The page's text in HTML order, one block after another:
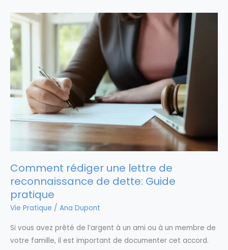
Comment rédiger une lettre de
reconnaissance de dette: Guide
pratique
Vie Pratique / Ana Dupont
Si vous avez prêté de l’argent à un ami ou à un membre de
votre famille, il est important de documenter cet accord.